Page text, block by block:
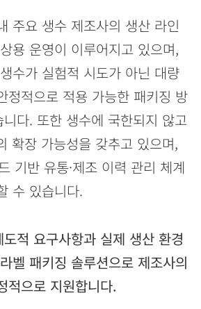
주요 생수 제조사의 생산 라인
용 운영이 이루어지고 있으며,
수가 실험적 시도가 아닌 대량
정적으로 적용 가능한 패키징 방
다. 또한 생수에 국한되지 않고
확장 가능성을 갖추고 있으며,
기반 유통·제조 이력 관리 체계
수 있습니다.
적 요구사항과 실제 생산 환경
벨 패키징 솔루션으로 제조사의
적으로 지원합니다.